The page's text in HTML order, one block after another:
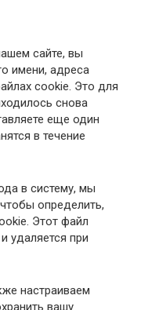
сайте, вы
имени, адреса
cookie. Это для
снова
еще один
в течение
в систему, мы
определить,
Этот файл
удаляется при
настраиваем
вашу